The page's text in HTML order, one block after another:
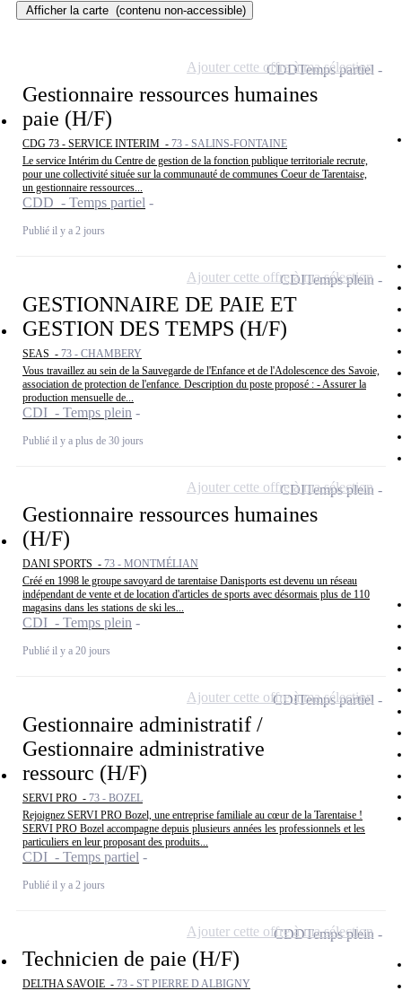
Afficher la carte (contenu non-accessible)
Gestionnaire ressources humaines
paie (H/F)
CDG 73 - SERVICE INTERIM - 73 - SALINS-FONTAINE
Le service Intérim du Centre de gestion de la fonction publique territoriale recrute,
pour une collectivité située sur la communauté de communes Coeur de Tarentaise,
un gestionnaire ressources...
CDD - Temps partiel
Publié il y a 2 jours
CDDTemps partiel
Ajouter cette offre à ma sélection
GESTIONNAIRE DE PAIE ET
GESTION DES TEMPS (H/F)
SEAS - 73 - CHAMBERY
Vous travaillez au sein de la Sauvegarde de l'Enfance et de l'Adolescence des Savoie,
association de protection de l'enfance. Description du poste proposé : - Assurer la
production mensuelle de...
CDI - Temps plein
Publié il y a plus de 30 jours
CDITemps plein
Ajouter cette offre à ma sélection
Gestionnaire ressources humaines
(H/F)
DANI SPORTS - 73 - MONTMÉLIAN
Créé en 1998 le groupe savoyard de tarentaise Danisports est devenu un réseau
indépendant de vente et de location d'articles de sports avec désormais plus de 110
magasins dans les stations de ski les...
CDI - Temps plein
Publié il y a 20 jours
CDITemps plein
Ajouter cette offre à ma sélection
Gestionnaire administratif /
Gestionnaire administrative
ressourc (H/F)
SERVI PRO - 73 - BOZEL
Rejoignez SERVI PRO Bozel, une entreprise familiale au cœur de la Tarentaise !
SERVI PRO Bozel accompagne depuis plusieurs années les professionnels et les
particuliers en leur proposant des produits...
CDI - Temps partiel
Publié il y a 2 jours
CDITemps partiel
Ajouter cette offre à ma sélection
Technicien de paie (H/F)
DELTHA SAVOIE - 73 - ST PIERRE D ALBIGNY
CDDTemps plein
Ajouter cette offre à ma sélection